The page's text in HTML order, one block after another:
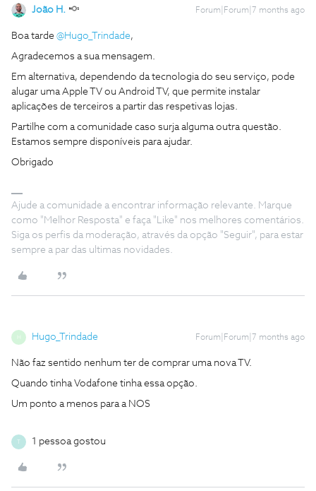
João H. Forum|Forum|7 months ago
Boa tarde ​ @Hugo_Trindade,
Agradecemos a sua mensagem.
Em alternativa, dependendo da tecnologia do seu serviço, pode
alugar uma Apple TV ou Android TV, que permite instalar
aplicações de terceiros a partir das respetivas lojas.
Partilhe com a comunidade caso surja alguma outra questão.
Estamos sempre disponíveis para ajudar.
Obrigado
Ajude a comunidade a encontrar informação relevante. Marque
como "Melhor Resposta" e faça "Like" nos melhores comentários.
Siga os perfis da moderação, através da opção "Seguir", para estar
sempre a par das ultimas novidades.
Hugo_Trindade Forum|Forum|7 months ago
Não faz sentido nenhum ter de comprar uma nova TV.
Quando tinha Vodafone tinha essa opção.
Um ponto a menos para a NOS
T 1 pessoa gostou